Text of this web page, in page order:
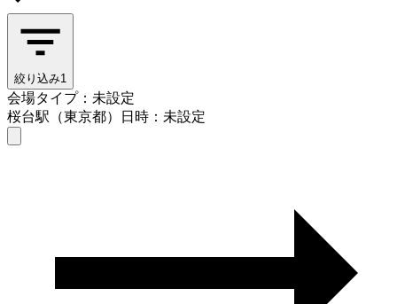
絞り込み1
会場タイプ：未設定
桜台駅（東京都）
日時：未設定